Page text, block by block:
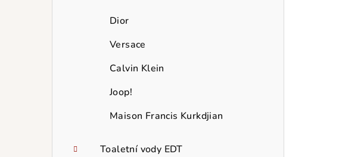
Dior
Versace
Calvin Klein
Joop!
Maison Francis Kurkdjian
Toaletní vody EDT